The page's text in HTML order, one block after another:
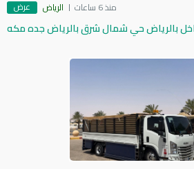
منذ 6 ساعات
الرياض عرض
بالرياض حي شمال شرق بالرياض جده مكه